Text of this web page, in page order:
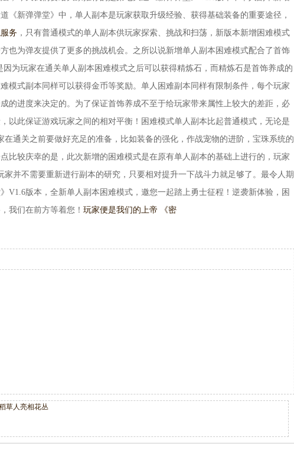
《新弹弹堂》中，单人副本是玩家获取升级经验、获得基础装备的重要途径，
务 ，只有普通模式的单人副本供玩家探索、挑战和扫荡，新版本新增困难模式
也为弹友提供了更多的挑战机会。之所以说新增单人副本困难模式配合了首饰
因为玩家在通关单人副本困难模式之后可以获得精炼石，而精炼石是首饰养成的
模式副本同样可以获得金币等奖励。单人困难副本同样有限制条件，每个玩家
的进度来决定的。为了保证首饰养成不至于给玩家带来属性上较大的差距，必
以此保证游戏玩家之间的相对平衡！困难模式单人副本比起普通模式，无论是
在通关之前要做好充足的准备，比如装备的强化，作战宠物的进阶，宝珠系统的
比较庆幸的是，此次新增的困难模式是在原有单人副本的基础上进行的，玩家
家并不需要重新进行副本的研究，只要相对提升一下战斗力就足够了。最令人期
V1.6版本，全新单人副本困难模式，邀您一起踏上勇士征程！逆袭新体验，困
我们在前方等着您！ 玩家便是我们的上帝 《密
草人亮相花丛